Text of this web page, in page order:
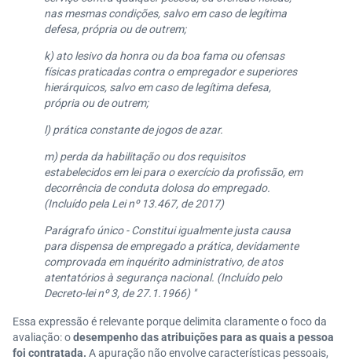
nas mesmas condições, salvo em caso de legítima
defesa, própria ou de outrem;
k) ato lesivo da honra ou da boa fama ou ofensas
físicas praticadas contra o empregador e superiores
hierárquicos, salvo em caso de legítima defesa,
própria ou de outrem;
l) prática constante de jogos de azar.
m) perda da habilitação ou dos requisitos
estabelecidos em lei para o exercício da profissão, em
decorrência de conduta dolosa do empregado.
(Incluído pela Lei nº 13.467, de 2017)
Parágrafo único - Constitui igualmente justa causa
para dispensa de empregado a prática, devidamente
comprovada em inquérito administrativo, de atos
atentatórios à segurança nacional. (Incluído pelo
Decreto-lei nº 3, de 27.1.1966) "
Essa expressão é relevante porque delimita claramente o foco da
avaliação: odesempenho das atribuições para as quais a pessoa
foi contratada. A apuração não envolve características pessoais,